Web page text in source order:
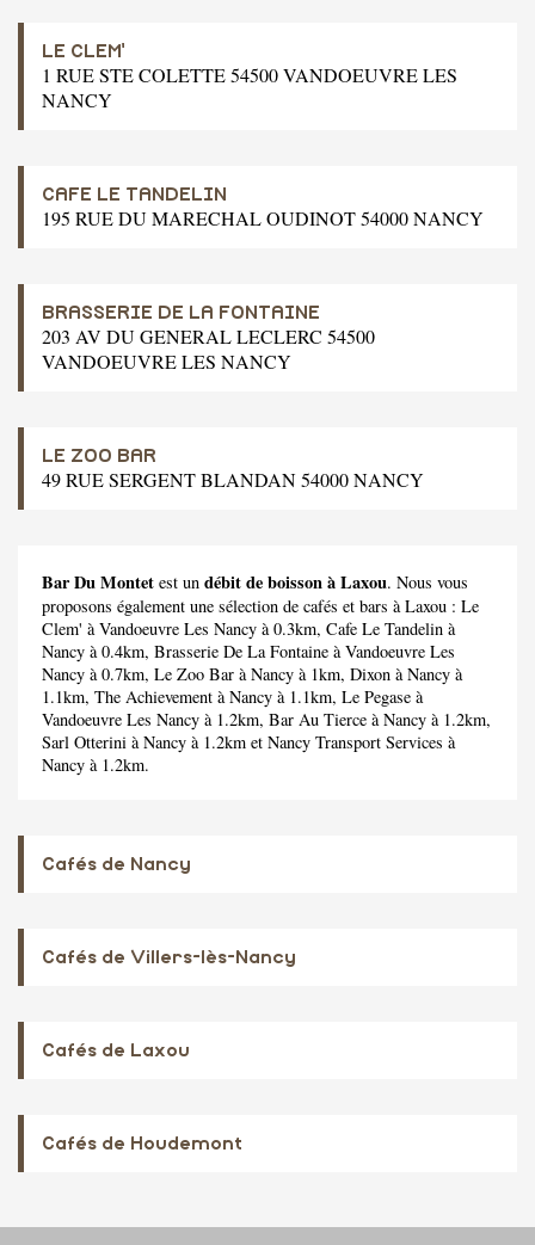
LE CLEM'
1 RUE STE COLETTE 54500 VANDOEUVRE LES
NANCY
CAFE LE TANDELIN
195 RUE DU MARECHAL OUDINOT 54000 NANCY
BRASSERIE DE LA FONTAINE
203 AV DU GENERAL LECLERC 54500
VANDOEUVRE LES NANCY
LE ZOO BAR
49 RUE SERGENT BLANDAN 54000 NANCY
Bar Du Montet est un débit de boisson à Laxou. Nous vous
proposons également une sélection de cafés et bars à Laxou : Le
Clem' à Vandoeuvre Les Nancy à 0.3km, Cafe Le Tandelin à
Nancy à 0.4km, Brasserie De La Fontaine à Vandoeuvre Les
Nancy à 0.7km, Le Zoo Bar à Nancy à 1km, Dixon à Nancy à
1.1km, The Achievement à Nancy à 1.1km, Le Pegase à
Vandoeuvre Les Nancy à 1.2km, Bar Au Tierce à Nancy à 1.2km,
Sarl Otterini à Nancy à 1.2km et Nancy Transport Services à
Nancy à 1.2km.
Cafés de Nancy
Cafés de Villers-lès-Nancy
Cafés de Laxou
Cafés de Houdemont